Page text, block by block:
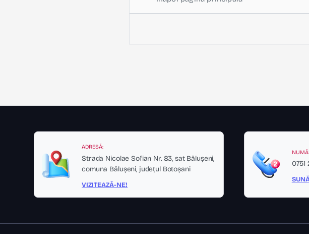
ADRESĂ:
Strada Nicolae Sofian Nr. 83, sat Bălușeni,
comuna Bălușeni, județul Botoșani
VIZITEAZĂ-NE!